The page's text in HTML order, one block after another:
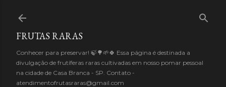
FRUTAS RARAS
Conhecer para preservar! 🍃🌳🌱🍀 Essa página é destinada a
divulgação de frutíferas raras cultivadas em nosso pomar pessoal
na cidade de Casa Branca - SP. Contato -
atendimentofrutasraras@gmail.com